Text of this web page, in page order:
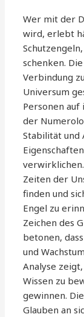
Wer mit der
wird, erlebt
schenken.
Verbindung
Universum
Personen
der
Stabilität und
Zeiten der
finden und
Engel zu
Zeichen des
betonen,
und
Analyse
Wissen zu
gewinnen.
Glauben an